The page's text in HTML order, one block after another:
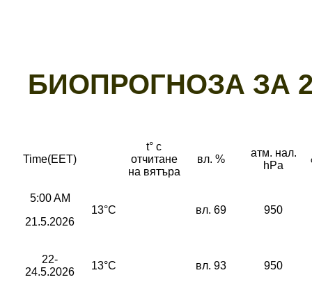
БИОПРОГНОЗА ЗА
Time(EET)
t° с
отчитане
на вятъра
вл. %
атм. нал.
hPa
5:00 AM
21.5.2026
13°C вл. 69 950
22-
24.5.2026
13°C вл. 93 950